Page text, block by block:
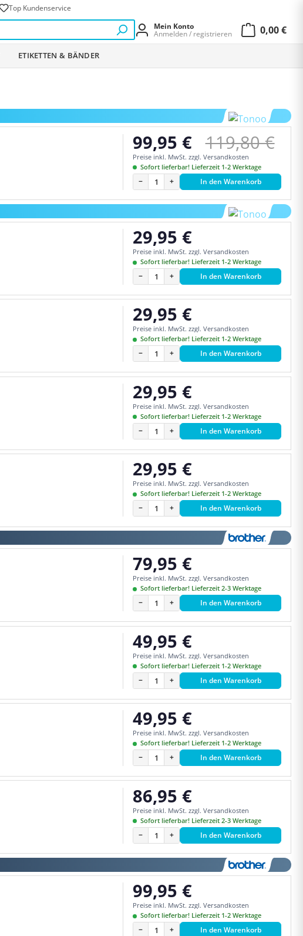
Top Kundenservice
Mein Konto
Anmelden / registrieren
0,00 €
ETIKETTEN & BÄNDER
Verkaufspreis:
99,95 € Regulärer
119,80 €
Preise inkl. MwSt. zzgl. Versandkosten
Sofort lieferbar! Lieferzeit 1-2 Werktage
− + In den Warenkorb
Regulärer Preis:
29,95 €
Preise inkl. MwSt. zzgl. Versandkosten
Sofort lieferbar! Lieferzeit 1-2 Werktage
− + In den Warenkorb
Regulärer Preis:
29,95 €
Preise inkl. MwSt. zzgl. Versandkosten
Sofort lieferbar! Lieferzeit 1-2 Werktage
− + In den Warenkorb
Regulärer Preis:
29,95 €
Preise inkl. MwSt. zzgl. Versandkosten
Sofort lieferbar! Lieferzeit 1-2 Werktage
− + In den Warenkorb
Regulärer Preis:
29,95 €
Preise inkl. MwSt. zzgl. Versandkosten
Sofort lieferbar! Lieferzeit 1-2 Werktage
− + In den Warenkorb
Regulärer Preis:
79,95 €
Preise inkl. MwSt. zzgl. Versandkosten
Sofort lieferbar! Lieferzeit 2-3 Werktage
− + In den Warenkorb
Regulärer Preis:
49,95 €
Preise inkl. MwSt. zzgl. Versandkosten
Sofort lieferbar! Lieferzeit 1-2 Werktage
− + In den Warenkorb
Regulärer Preis:
49,95 €
Preise inkl. MwSt. zzgl. Versandkosten
Sofort lieferbar! Lieferzeit 1-2 Werktage
− + In den Warenkorb
Regulärer Preis:
86,95 €
Preise inkl. MwSt. zzgl. Versandkosten
Sofort lieferbar! Lieferzeit 2-3 Werktage
− + In den Warenkorb
Regulärer Preis:
99,95 €
Preise inkl. MwSt. zzgl. Versandkosten
Sofort lieferbar! Lieferzeit 1-2 Werktage
− + In den Warenkorb